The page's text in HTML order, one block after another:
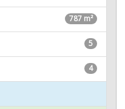
787 m²
5
4